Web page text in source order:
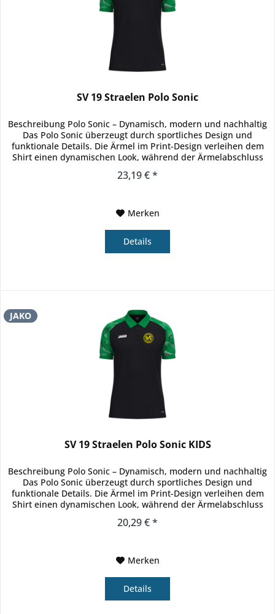
SV 19 Straelen Polo Sonic
Beschreibung Polo Sonic – Dynamisch, modern und nachhaltig
Das Polo Sonic überzeugt durch sportliches Design und
funktionale Details. Die Ärmel im Print-Design verleihen dem
Shirt einen dynamischen Look, während der Ärmelabschluss
23,19 € *
Merken
Details
JAKO
SV 19 Straelen Polo Sonic KIDS
Beschreibung Polo Sonic – Dynamisch, modern und nachhaltig
Das Polo Sonic überzeugt durch sportliches Design und
funktionale Details. Die Ärmel im Print-Design verleihen dem
Shirt einen dynamischen Look, während der Ärmelabschluss
20,29 € *
Merken
Details